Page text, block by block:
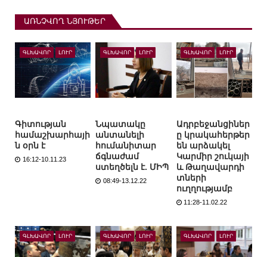
ԱՌՆՉՎՈՂ ՆՅՈՒԹԵՐ
ԳԼԽԱՎՈՐ ԼՈՒՐ
Գիտության
համաշխարհայի
ն օրն է
16:12-10.11.23
ԳԼԽԱՎՈՐ ԼՈՒՐ
Նպատակը
անտանելի
հումանիտար
ճգնաժամ
ստեղծելն է. ՄԻՊ
08:49-13.12.22
ԳԼԽԱՎՈՐ ԼՈՒՐ
Ադրբեջանցիներ
ը կրակահերթեր
են արձակել
Կարմիր շուկայի
և Թաղավարդի
տների
ուղղությամբ
11:28-11.02.22
ԳԼԽԱՎՈՐ ԼՈՒՐ ԳԼԽԱՎՈՐ ԼՈՒՐ ԳԼԽԱՎՈՐ ԼՈՒՐ